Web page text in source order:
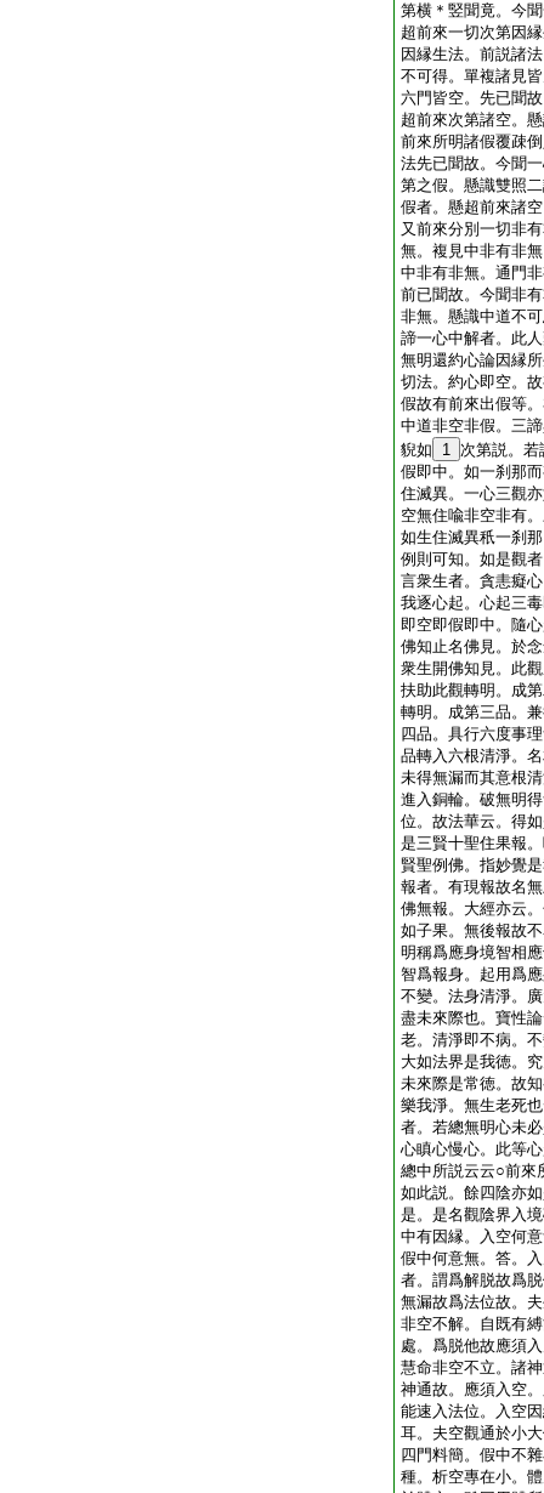
第横＊竪聞竟。今
超前來一切次第因
因縁生法。前説諸
不可得。單複諸見
六門皆空。先已聞
超前來次第諸空。
前來所明諸假覆疎
法先已聞故。今聞
第之假。懸識雙照
假者。懸超前來諸
又前來分別一切非
無。複見中非有非
中非有非無。通門
前已聞故。今聞非
非無。懸識中道不
諦一心中解者。此
無明還約心論因縁
切法。約心即空。
假故有前來出假等
中道非空非假。三
貎如
1 次第説。若
假即中。如一刹那
住滅異。一心三觀
空無住喩非空非有
如生住滅異秖一刹
例則可知。如是觀
言衆生者。貪恚癡
我逐心起。心起三
即空即假即中。隨
佛知止名佛見。於
衆生開佛知見。此
扶助此觀轉明。成
轉明。成第三品。
四品。具行六度事
品轉入六根清淨。
未得無漏而其意根
進入銅輪。破無明
位。故法華云。得
是三賢十聖住果報
賢聖例佛。指妙覺
報者。有現報故名
佛無報。大經亦云
如子果。無後報故
明稱爲應身境智相
智爲報身。起用爲
不變。法身清淨。
盡未來際也。寶性
老。清淨即不病。
大如法界是我徳。
未來際是常徳。故
樂我淨。無生老死
者。若總無明心未
心瞋心慢心。此等
總中所説云云○前來
如此説。餘四陰亦
是。是名觀陰界入
中有因縁。入空何
假中何意無。答。
者。謂爲解脱故爲
無漏故爲法位故。
非空不解。自既有
處。爲脱他故應須
慧命非空不立。諸
神通故。應須入空
能速入法位。入空
耳。夫空觀通於小
四門料簡。假中不
種。析空專在小。